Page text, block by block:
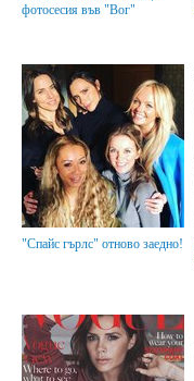
фотосесия във "Вог"
"Спайс гърлс" отново заедно!